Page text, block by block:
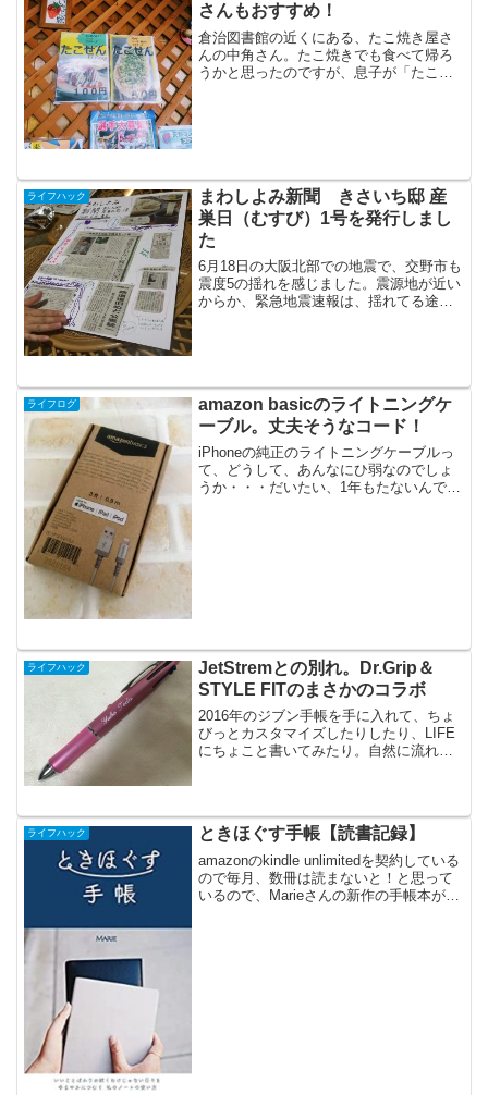
さんもおすすめ！
倉治図書館の近くにある、たこ焼き屋さ
んの中角さん。たこ焼きでも食べて帰ろ
うかと思ったのですが、息子が「たこせ
ライフハック
まわしよみ新聞 きさいち邸 産
巣日（むすび）1号を発行しまし
た
6月18日の大阪北部での地震で、交野市も
震度5の揺れを感じました。震源地が近い
からか、緊急地震速報は、揺れてる途中
ライフログ
amazon basicのライトニングケ
ーブル。丈夫そうなコード！
iPhoneの純正のライトニングケーブルっ
て、どうして、あんなにひ弱なのでしょ
うか・・・だいたい、1年もたないんです
ライフハック
JetStremとの別れ。Dr.Grip＆
STYLE FITのまさかのコラボ
2016年のジブン手帳を手に入れて、ちょ
びっとカスタマイズしたりしたり、LIFE
にちょこと書いてみたり。自然に流れて
ム裏抜け問題ここの...
ライフハック ときほぐす手帳【読書記録】
amazonのkindle unlimitedを契約している
ので毎月、数冊は読まないと！と思って
いるので、Marieさんの新作の手帳本が